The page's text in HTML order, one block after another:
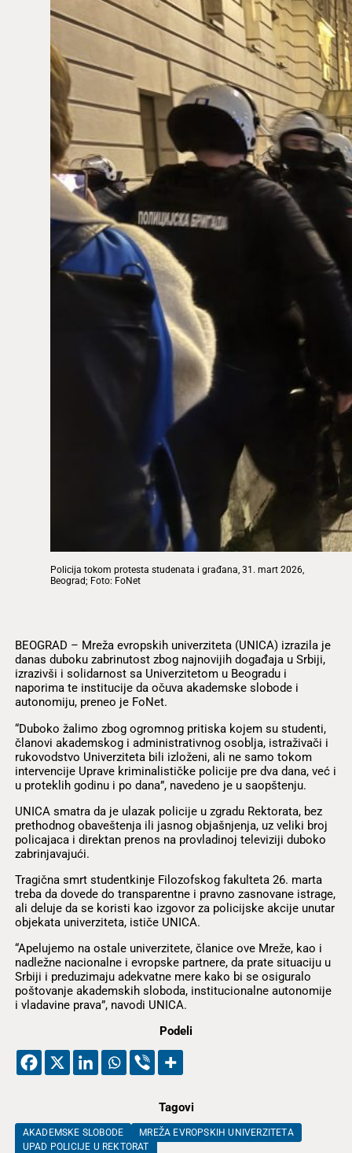
Policija tokom protesta studenata i građana, 31. mart 2026,
Beograd; Foto: FoNet
BEOGRAD – Mreža evropskih univerziteta (UNICA) izrazila je
danas duboku zabrinutost zbog najnovijih događaja u Srbiji,
izrazivši i solidarnost sa Univerzitetom u Beogradu i
naporima te institucije da očuva akademske slobode i
autonomiju, preneo je FoNet.
“Duboko žalimo zbog ogromnog pritiska kojem su studenti,
članovi akademskog i administrativnog osoblja, istraživači i
rukovodstvo Univerziteta bili izloženi, ali ne samo tokom
intervencije Uprave kriminalističke policije pre dva dana, već i
u proteklih godinu i po dana”, navedeno je u saopštenju.
UNICA smatra da je ulazak policije u zgradu Rektorata, bez
prethodnog obaveštenja ili jasnog objašnjenja, uz veliki broj
policajaca i direktan prenos na provladinoj televiziji duboko
zabrinjavajući.
Tragična smrt studentkinje Filozofskog fakulteta 26. marta
treba da dovede do transparentne i pravno zasnovane istrage,
ali deluje da se koristi kao izgovor za policijske akcije unutar
objekata univerziteta, ističe UNICA.
“Apelujemo na ostale univerzitete, članice ove Mreže, kao i
nadležne nacionalne i evropske partnere, da prate situaciju u
Srbiji i preduzimaju adekvatne mere kako bi se osiguralo
poštovanje akademskih sloboda, institucionalne autonomije
i vladavine prava”, navodi UNICA.
Podeli
Tagovi
AKADEMSKE SLOBODE
MREŽA EVROPSKIH UNIVERZITETA
UPAD POLICIJE U REKTORAT